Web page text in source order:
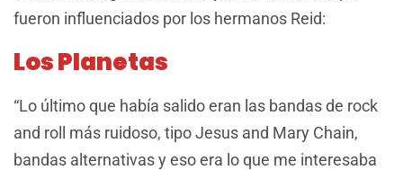
fueron influenciados por los hermanos Reid:
Los Planetas
“Lo último que había salido eran las bandas de rock
and roll más ruidoso, tipo Jesus and Mary Chain,
bandas alternativas y eso era lo que me interesaba